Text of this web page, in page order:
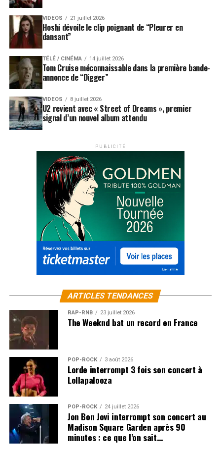
le lauréat 2016 du tremplin RéZZo FOCAL Jazz à
Vienne,
Amaury Faye Trio .
LA BILLETTERIE POUR JAZZ A VIENNE EST OUVERTE
SUR LES SITES DE LA FNACET DE
SUJETS ASSOCIÉS: JAZZ A VIENNE
VIDEOS 21 juillet 2026
Hoshi dévoile le clip poignant de “Pleurer en
dansant”
TÉLÉ / CINÉMA 14 juillet 2026
Tom Cruise méconnaissable dans la première bande-
annonce de “Digger”
VIDEOS 8 juillet 2026
U2 revient avec « Street of Dreams », premier
signal d’un nouvel album attendu
PUBLICITÉ
ARTICLES TENDANCES
RAP-RNB 23 juillet 2026
The Weeknd bat un record en France
POP-ROCK 3 août 2026
Lorde interrompt 3 fois son concert à
Lollapalooza
POP-ROCK 24 juillet 2026
Jon Bon Jovi interrompt son concert au
Madison Square Garden après 90
minutes : ce que l’on sait…